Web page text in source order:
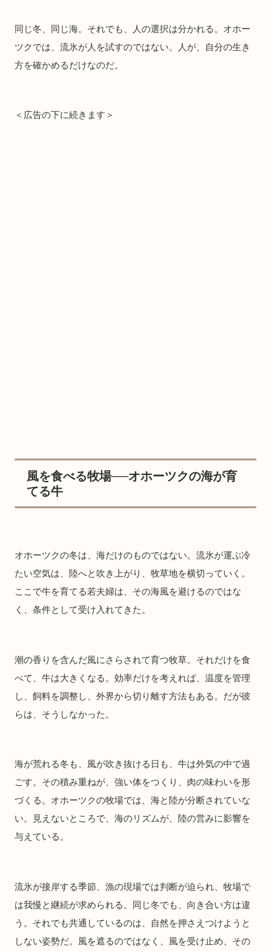
同じ冬、同じ海。それでも、人の選択は分かれる。オホー
ツクでは、流氷が人を試すのではない。人が、自分の生き
方を確かめるだけなのだ。
＜広告の下に続きます＞
風を食べる牧場──オホーツクの海が育
てる牛
オホーツクの冬は、海だけのものではない。流氷が運ぶ冷
たい空気は、陸へと吹き上がり、牧草地を横切っていく。
ここで牛を育てる若夫婦は、その海風を避けるのではな
く、条件として受け入れてきた。
潮の香りを含んだ風にさらされて育つ牧草。それだけを食
べて、牛は大きくなる。効率だけを考えれば、温度を管理
し、飼料を調整し、外界から切り離す方法もある。だが彼
らは、そうしなかった。
海が荒れる冬も、風が吹き抜ける日も、牛は外気の中で過
ごす。その積み重ねが、強い体をつくり、肉の味わいを形
づくる。オホーツクの牧場では、海と陸が分断されていな
い。見えないところで、海のリズムが、陸の営みに影響を
与えている。
流氷が接岸する季節、漁の現場では判断が迫られ、牧場で
は我慢と継続が求められる。同じ冬でも、向き合い方は違
う。それでも共通しているのは、自然を押さえつけようと
しない姿勢だ。風を遮るのではなく、風を受け止め、その